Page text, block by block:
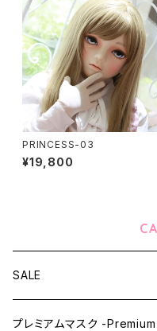
PRINCESS-03
¥19,800
SALE
プレミアムマスク -